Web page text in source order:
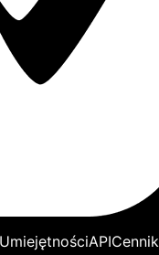
UmiejętnościAPICennik